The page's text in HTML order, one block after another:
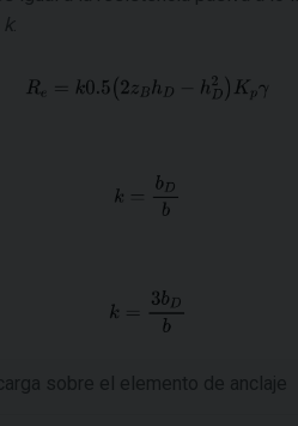
k
sobre el elemento de anclaje